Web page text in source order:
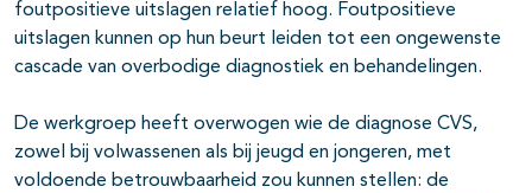
foutpositieve uitslagen relatief hoog. Foutpositieve
uitslagen kunnen op hun beurt leiden tot een ongewenste
cascade van overbodige diagnostiek en behandelingen.
De werkgroep heeft overwogen wie de diagnose CVS,
zowel bij volwassenen als bij jeugd en jongeren, met
voldoende betrouwbaarheid zou kunnen stellen: de